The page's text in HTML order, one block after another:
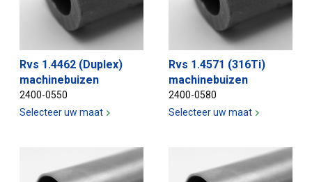
Rvs 1.4462 (Duplex)
machinebuizen
2400-0550
Selecteer uw maat
Rvs 1.4571 (316Ti)
machinebuizen
2400-0580
Selecteer uw maat